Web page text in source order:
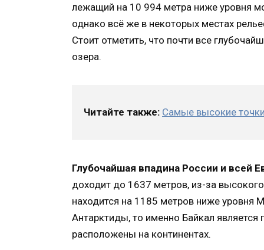
лежащий на 10 994 метра ниже уровня
однако всё же в некоторых местах
Стоит отметить, что почти все
озера.
Читайте также: Самые высокие
Глубочайшая впадина России и всей
доходит до 1637 метров, из-за
находится на 1185 метров ниже уровня
Антарктиды, то именно Байкал
расположены на континентах.